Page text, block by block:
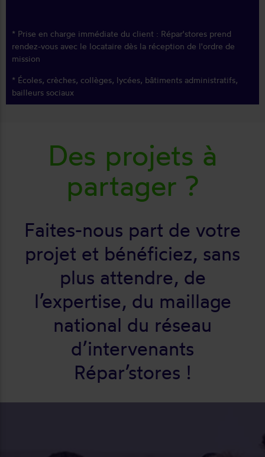
* Prise en charge immédiate du client : Répar'stores prend
rendez-vous avec le locataire dès la réception de l'ordre de
mission
* Écoles, crèches, collèges, lycées, bâtiments administratifs,
bailleurs sociaux
Des projets à
partager ?
Faites-nous part de votre
projet et bénéficiez, sans
plus attendre, de
l’expertise, du maillage
national du réseau
d’intervenants
Répar’stores !